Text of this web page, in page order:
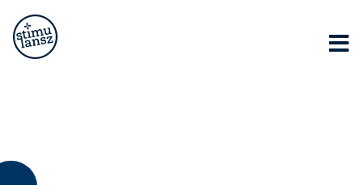
Ut elit tellus, luctus nec ullamcorper mattis, pulvinar
dapibus leo.